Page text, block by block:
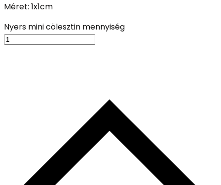
Méret: 1x1cm
Nyers mini cölesztin mennyiség